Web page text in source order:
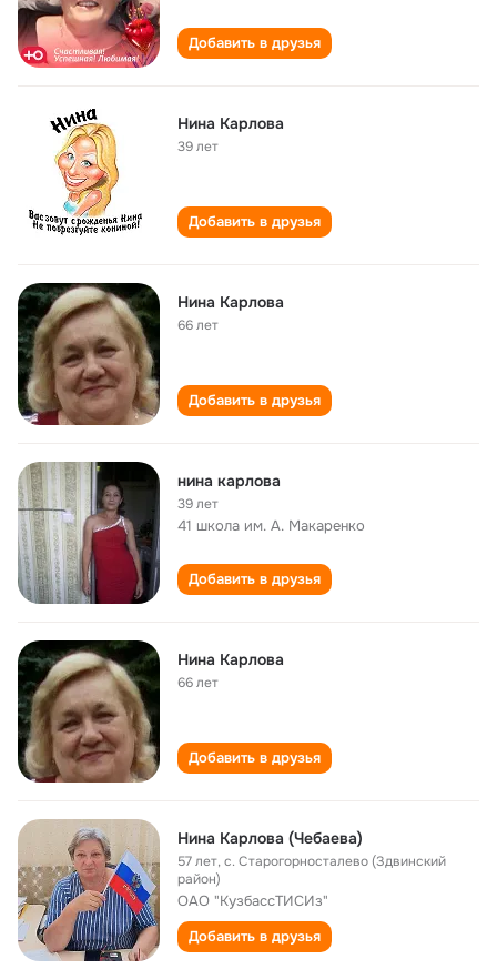
Добавить в друзья
Нина Карлова
39 лет
Добавить в друзья
Нина Карлова
66 лет
Добавить в друзья
нина карлова
39 лет
41 школа им. А. Макаренко
Добавить в друзья
Нина Карлова
66 лет
Добавить в друзья
Нина Карлова (Чебаева)
57 лет,с. Старогорносталево (Здвинский
район)
ОАО "КузбассТИСИз"
Добавить в друзья